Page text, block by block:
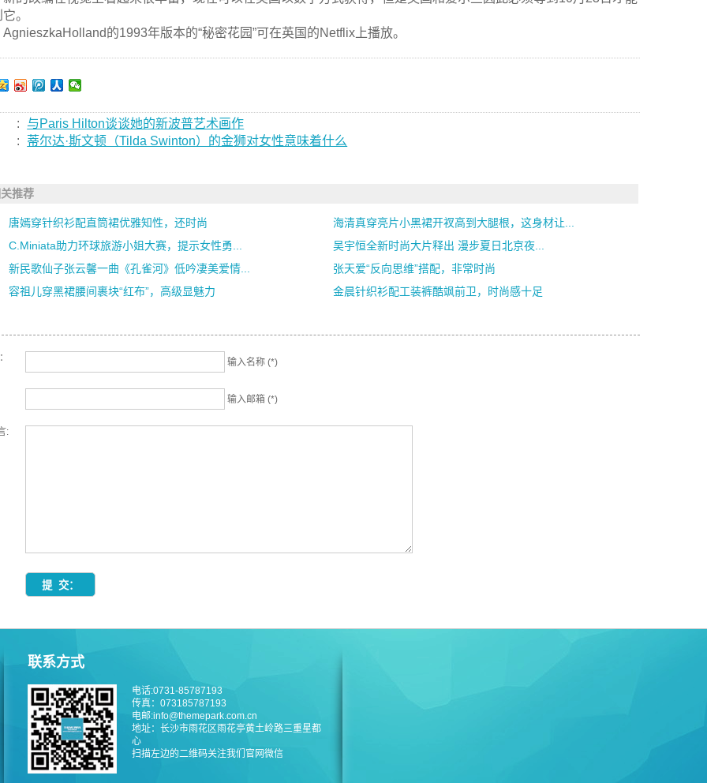
。
AgnieszkaHolland的1993年版本的“秘密花园”可在英国的Netflix上播放。
:
与Paris Hilton谈谈她的新波普艺术画作
:
蒂尔达·斯文顿（Tilda Swinton）的金狮对女性意味着什么
推荐
唐嫣穿针织衫配直筒裙优雅知性，还时尚
海清真穿亮片小黑裙开衩高到大腿根，这身材让...
C.Miniata助力环球旅游小姐大赛，提示女性勇...
吴宇恒全新时尚大片释出 漫步夏日北京夜...
新民歌仙子张云馨一曲《孔雀河》低吟凄美爱情...
张天爱“反向思维”搭配，非常时尚
容祖儿穿黑裙腰间裹块“红布”，高级显魅力
金晨针织衫配工装裤酷飒前卫，时尚感十足
输入名称 (*)
输入邮箱 (*)
:
联系方式
电话:0731-85787193
传真：073185787193
电邮:info@themepark.com.cn
地址：长沙市雨花区雨花亭黄土岭路三重星都
心
扫描左边的二维码关注我们官网微信